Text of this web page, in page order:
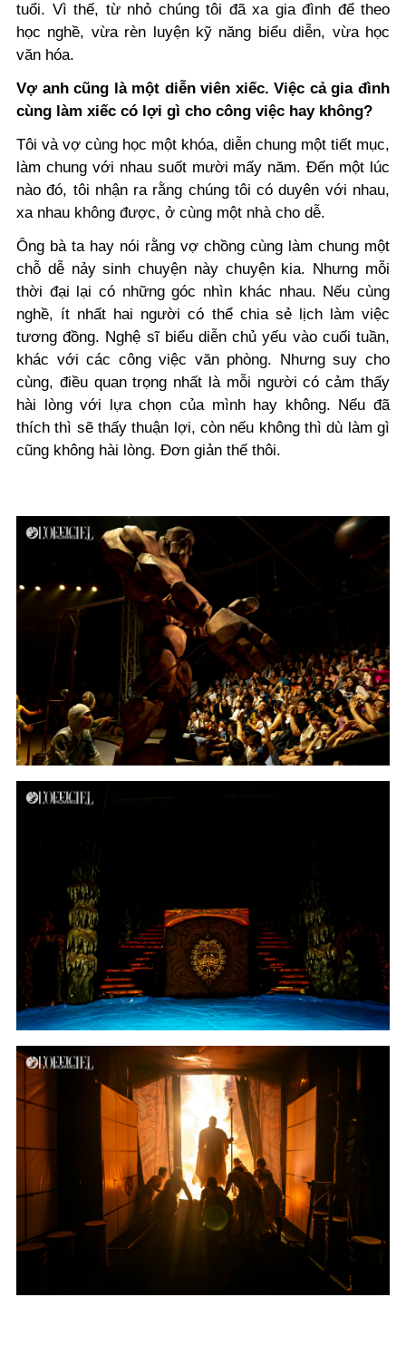
tuổi. Vì thế, từ nhỏ chúng tôi đã xa gia đình để theo
học nghề, vừa rèn luyện kỹ năng biểu diễn, vừa học
văn hóa.
Vợ anh cũng là một diễn viên xiếc. Việc cả gia đình
cùng làm xiếc có lợi gì cho công việc hay không?
Tôi và vợ cùng học một khóa, diễn chung một tiết mục,
làm chung với nhau suốt mười mấy năm. Đến một lúc
nào đó, tôi nhận ra rằng chúng tôi có duyên với nhau,
xa nhau không được, ở cùng một nhà cho dễ.
Ông bà ta hay nói rằng vợ chồng cùng làm chung một
chỗ dễ nảy sinh chuyện này chuyện kia. Nhưng mỗi
thời đại lại có những góc nhìn khác nhau. Nếu cùng
nghề, ít nhất hai người có thể chia sẻ lịch làm việc
tương đồng. Nghệ sĩ biểu diễn chủ yếu vào cuối tuần,
khác với các công việc văn phòng. Nhưng suy cho
cùng, điều quan trọng nhất là mỗi người có cảm thấy
hài lòng với lựa chọn của mình hay không. Nếu đã
thích thì sẽ thấy thuận lợi, còn nếu không thì dù làm gì
cũng không hài lòng. Đơn giản thế thôi.